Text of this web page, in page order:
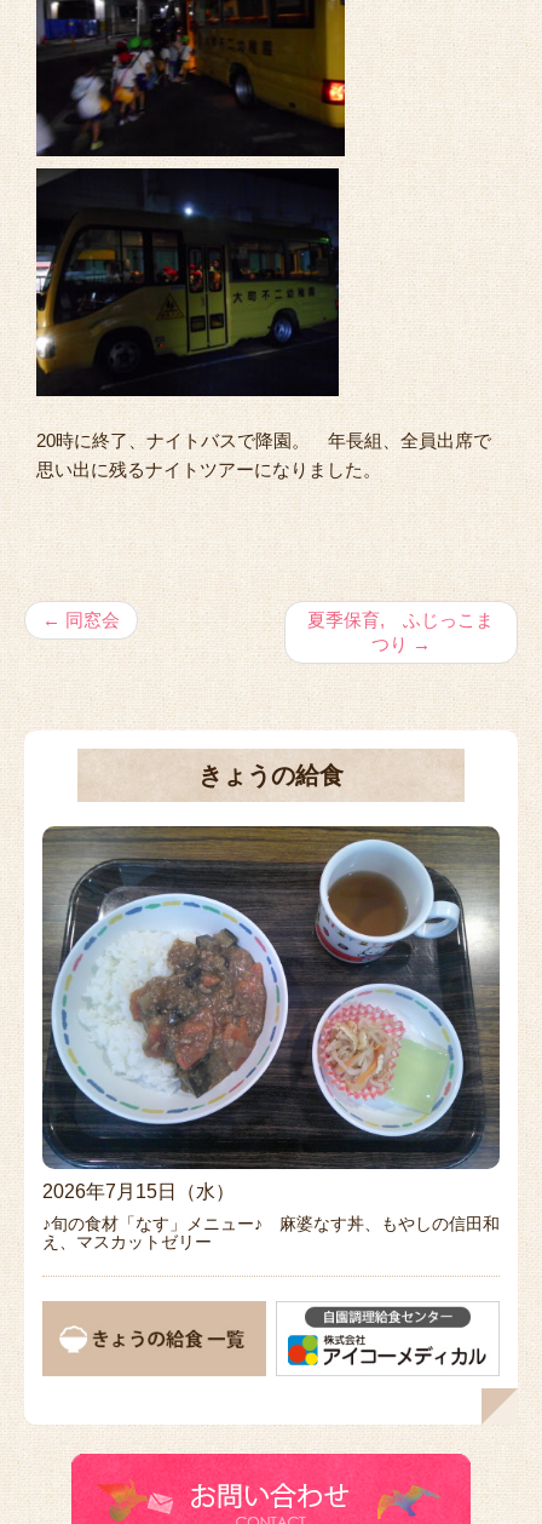
20時に終了、ナイトバスで降園。 年長組、全員出席で
思い出に残るナイトツアーになりました。
← 同窓会
夏季保育, ふじっこま
つり →
きょうの給食
2026年7月15日（水）
♪旬の食材「なす」メニュー♪ 麻婆なす丼、もやしの信田和
え、マスカットゼリー